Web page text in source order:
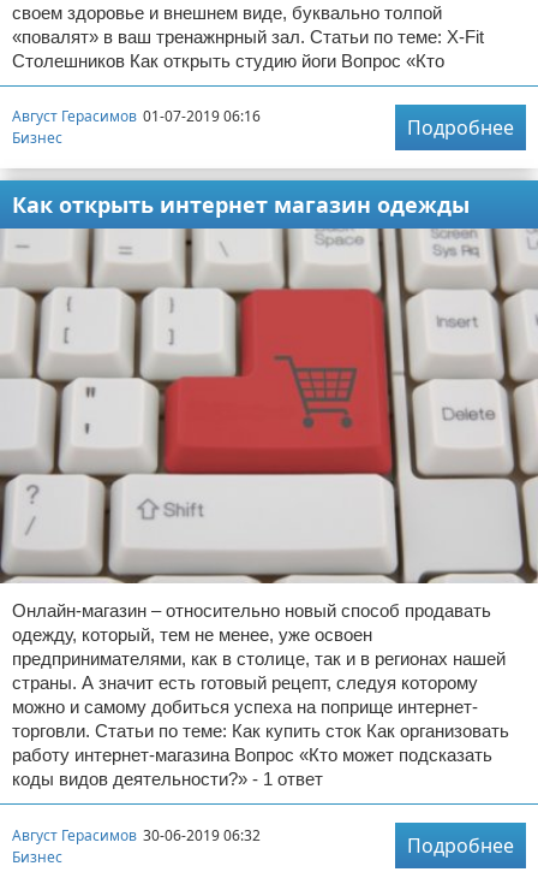
своем здоровье и внешнем виде, буквально толпой
«повалят» в ваш тренажнрный зал. Статьи по теме: X-Fit
Столешников Как открыть студию йоги Вопрос «Кто
Август Герасимов 01-07-2019 06:16
Бизнес
Подробнее
Как открыть интернет магазин одежды
Онлайн-магазин – относительно новый способ продавать
одежду, который, тем не менее, уже освоен
предпринимателями, как в столице, так и в регионах нашей
страны. А значит есть готовый рецепт, следуя которому
можно и самому добиться успеха на поприще интернет-
торговли. Статьи по теме: Как купить сток Как организовать
работу интернет-магазина Вопрос «Кто может подсказать
коды видов деятельности?» - 1 ответ
Август Герасимов 30-06-2019 06:32
Бизнес
Подробнее